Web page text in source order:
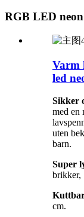
RGB LED
Varm
led
Sikker
med en
uten
barn.
Super
brikker,
cm.